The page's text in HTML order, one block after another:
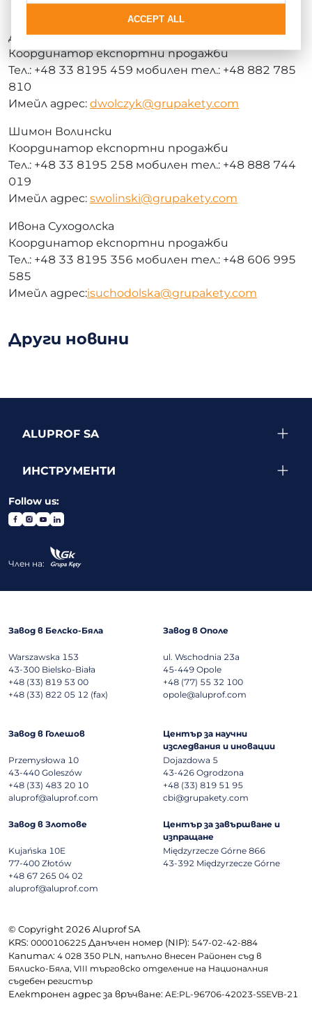
Дорота Волчик
Координатор експортни продажби
Тел.: +48 33 8195 459 мобилен тел.: +48 882 785
810
Имейл адрес: dwolczyk@grupakety.com
Шимон Волински
Координатор експортни продажби
Тел.: +48 33 8195 258 мобилен тел.: +48 888 744
019
Имейл адрес: swolinski@grupakety.com
Ивона Суходолска
Координатор експортни продажби
Тел.: +48 33 8195 356 мобилен тел.: +48 606 995
585
Имейл адрес:isuchodolska@grupakety.com
Други новини
ALUPROF SA
ИНСТРУМЕНТИ
Follow us:
Член на:
Завод в Белско-Бяла
Warszawska 153
43-300 Bielsko-Biała
+48 (33) 819 53 00
+48 (33) 822 05 12 (fax)
Завод в Ополе
ul. Wschodnia 23a
45-449 Opole
+48 (77) 55 32 100
opole@aluprof.com
Завод в Голешов
Przemysłowa 10
43-440 Goleszów
+48 (33) 483 20 10
aluprof@aluprof.com
Център за научни
изследвания и иновации
Dojazdowa 5
43-426 Ogrodzona
+48 (33) 819 51 95
cbi@grupakety.com
Завод в Злотове
Kujańska 10E
77-400 Złotów
+48 67 265 04 02
aluprof@aluprof.com
Център за завършване и
изпращане
Międzyrzecze Górne 866
43-392 Międzyrzecze Górne
© Copyright 2026 Aluprof SA
KRS: 0000106225 Данъчен номер (NIP): 547-02-42-884
Капитал: 4 028 350 PLN, напълно внесен Районен съд в
Бялиско-Бяла, VIII търговско отделение на Националния
съдебен регистър
Електронен адрес за връчване: AE:PL-96706-42023-SSEVB-21
ACCEPT ALL